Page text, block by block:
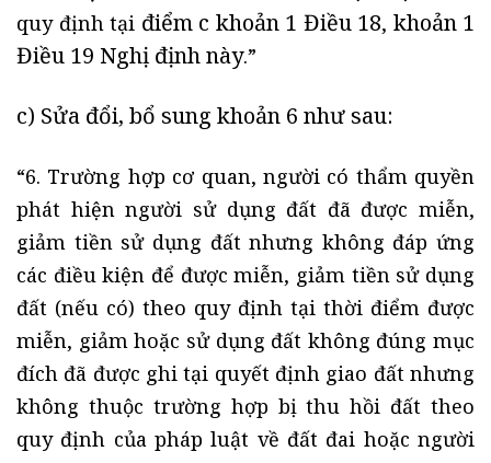
quy định tại điểm c khoản 1 Điều 18, khoản 1
Điều 19 Nghị định này.”
c) Sửa đổi, bổ sung khoản 6 như sau:
“6. Trường hợp cơ quan, người có thẩm quyền
phát hiện người sử dụng đất đã được miễn,
giảm tiền sử dụng đất nhưng không đáp ứng
các điều kiện để được miễn, giảm tiền sử dụng
đất (nếu có) theo quy định tại thời điểm được
miễn, giảm hoặc sử dụng đất không đúng mục
đích đã được ghi tại quyết định giao đất nhưng
không thuộc trường hợp bị thu hồi đất theo
quy định của pháp luật về đất đai hoặc người